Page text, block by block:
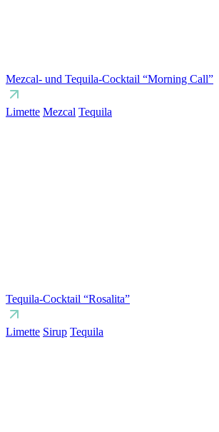
Mezcal- und Tequila-Cocktail “Morning Call”
Limette Mezcal Tequila
Tequila-Cocktail “Rosalita”
Limette Sirup Tequila